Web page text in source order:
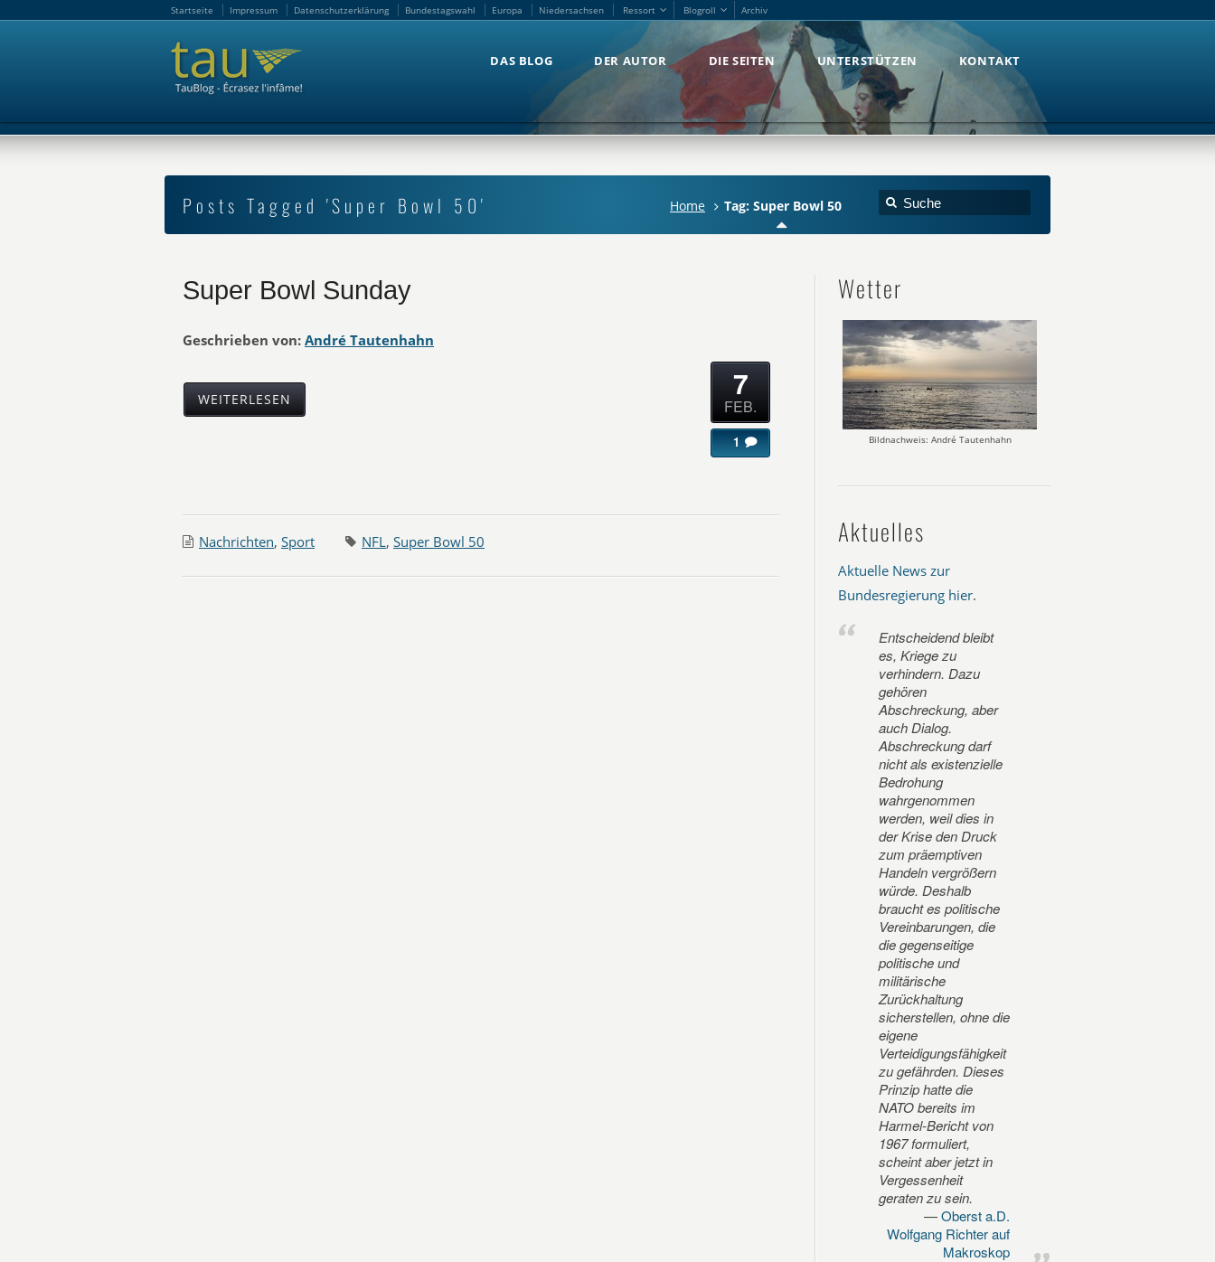
Startseite Impressum Datenschutzerklärung Bundestagswahl Europa Niedersachsen Ressort Blogroll Archiv
DAS BLOG DER AUTOR DIE SEITEN UNTERSTÜTZEN KONTAKT
Posts Tagged 'Super Bowl 50' Home Tag: Super Bowl 50
Super Bowl Sunday
Geschrieben von: André Tautenhahn
WEITERLESEN 7
FEB.
1
Nachrichten, Sport NFL, Super Bowl 50
Wetter
Bildnachweis: André Tautenhahn
Aktuelles
Aktuelle News zur
Bundesregierung hier.
Entscheidend bleibt
es, Kriege zu
verhindern. Dazu
gehören
Abschreckung, aber
auch Dialog.
Abschreckung darf
nicht als existenzielle
Bedrohung
wahrgenommen
werden, weil dies in
der Krise den Druck
zum präemptiven
Handeln vergrößern
würde. Deshalb
braucht es politische
Vereinbarungen, die
die gegenseitige
politische und
militärische
Zurückhaltung
sicherstellen, ohne die
eigene
Verteidigungsfähigkeit
zu gefährden. Dieses
Prinzip hatte die
NATO bereits im
Harmel-Bericht von
1967 formuliert,
scheint aber jetzt in
Vergessenheit
geraten zu sein.
Oberst a.D.
Wolfgang Richter auf
Makroskop
Startseite Impressum Datenschutzerklärung Bundestagswahl Europa Niedersachsen Ressort Blogroll Archiv
DAS BLOG DER AUTOR DIE SEITEN UNTERSTÜTZEN KONTAKT